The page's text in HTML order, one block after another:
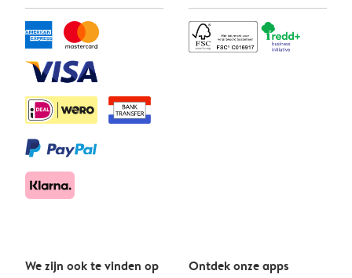
We zijn ook te vinden op Ontdek onze apps